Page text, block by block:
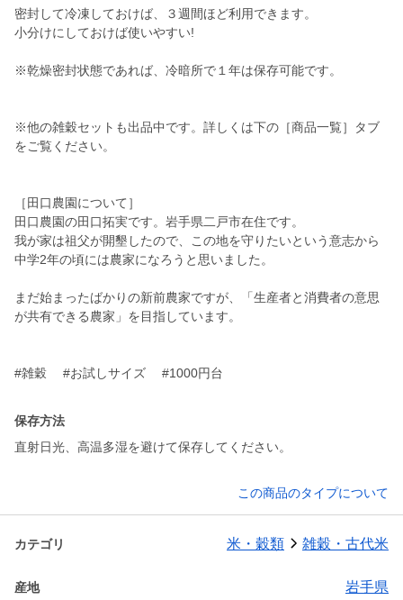
密封して冷凍しておけば、３週間ほど利用できます。
小分けにしておけば使いやすい!
※乾燥密封状態であれば、冷暗所で１年は保存可能です。
※他の雑穀セットも出品中です。詳しくは下の［商品一覧］タブ
をご覧ください。
［田口農園について］
田口農園の田口拓実です。岩手県二戸市在住です。
我が家は祖父が開墾したので、この地を守りたいという意志から
中学2年の頃には農家になろうと思いました。
まだ始まったばかりの新前農家ですが、「生産者と消費者の意思
が共有できる農家」を目指しています。
保存方法
直射日光、高温多湿を避けて保存してください。
この商品のタイプについて
カテゴリ 米・穀類 雑穀・古代米
産地 岩手県